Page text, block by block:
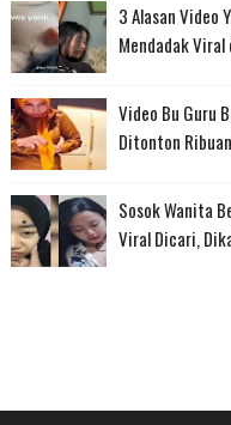
3 Alasan Video
Mendadak
Video Bu Guru
Ditonton
Sosok Wanita
Viral Dicari,